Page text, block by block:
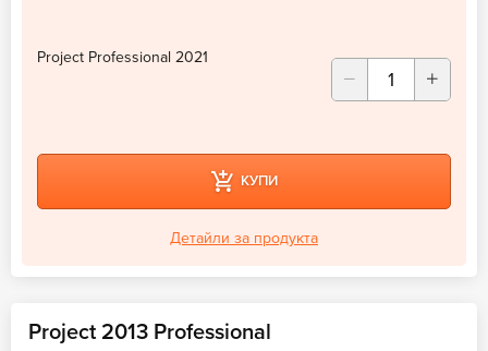
Project Professional 2021
КУПИ
Детайли за продукта
Project 2013 Professional